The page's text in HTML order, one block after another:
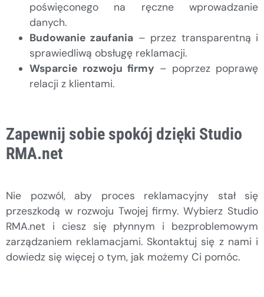
poświęconego na ręczne wprowadzanie
danych.
Budowanie zaufania – przez transparentną i
sprawiedliwą obsługę reklamacji.
Wsparcie rozwoju firmy – poprzez poprawę
relacji z klientami.
Zapewnij sobie spokój dzięki Studio
RMA.net
Nie pozwól, aby proces reklamacyjny stał się
przeszkodą w rozwoju Twojej firmy. Wybierz Studio
RMA.net i ciesz się płynnym i bezproblemowym
zarządzaniem reklamacjami. Skontaktuj się z nami i
dowiedz się więcej o tym, jak możemy Ci pomóc.